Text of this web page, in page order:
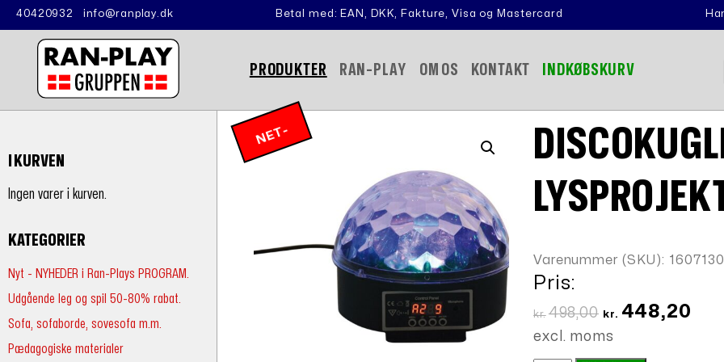
40420932 info@ranplay.dk Betal med: EAN, DKK, Fakture, Visa og Mastercard
PRODUKTER RAN-PLAY OM OS KONTAKT INDKØBSKURV
I KURVEN
Ingen varer i kurven.
KATEGORIER
Nyt - NYHEDER i Ran-Plays PROGRAM.
Udgående leg og spil 50-80% rabat.
Sofa, sofaborde, sovesofa m.m.
Pædagogiske materialer
N
E
T
-
P
RI
Varenummer (SKU): 1607130
Pris:
kr. 498,00
Den
kr. 448,20
excl. moms